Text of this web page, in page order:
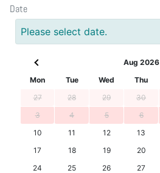
Date
Please select date.
Aug 2026
Mon
Tue Wed Thu
27
28 29 30
3
4 5 6
10
11 12 13
17
18 19 20
24
25 26 27